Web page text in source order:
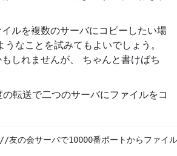
ルを複数のサーバにコピーしたい場
なことを試みてもよいでしょう。
しれませんが、 ちゃんと書けばち
の転送で二つのサーバにファイルをコ
//友の会サーバで10000番ポートからファイ